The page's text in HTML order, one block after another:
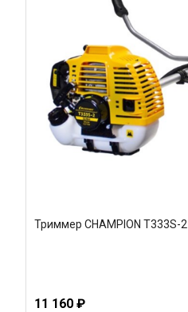
Триммер CHAMPION T333S-
11 160 ₽